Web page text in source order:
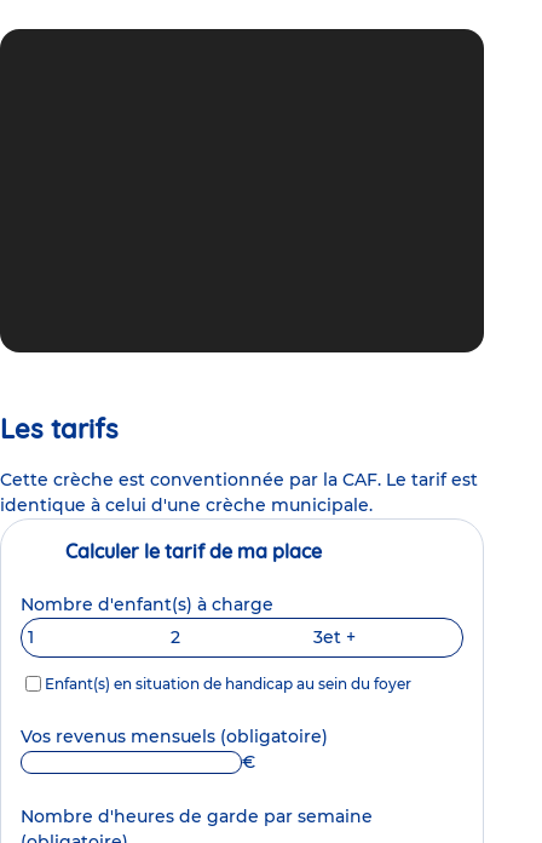
Les tarifs
Cette crèche est conventionnée par la CAF. Le tarif est
identique à celui d'une crèche municipale.
Calculer le tarif de ma place
Nombre d'enfant(s) à charge
1
2 3et +
Enfant(s) en situation de handicap au sein du foyer
Vos revenus mensuels (obligatoire)
€
Nombre d'heures de garde par semaine